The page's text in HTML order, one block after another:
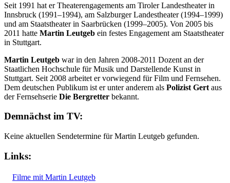
Seit 1991 hat er Theaterengagements am Tiroler Landestheater in
Innsbruck (1991–1994), am Salzburger Landestheater (1994–1999)
und am Staatstheater in Saarbrücken (1999–2005). Von 2005 bis
2011 hatte Martin Leutgeb ein festes Engagement am Staatstheater
in Stuttgart.
Martin Leutgeb war in den Jahren 2008-2011 Dozent an der
Staatlichen Hochschule für Musik und Darstellende Kunst in
Stuttgart. Seit 2008 arbeitet er vorwiegend für Film und Fernsehen.
Dem deutschen Publikum ist er unter anderem als Polizist Gert aus
der Fernsehserie Die Bergretter bekannt.
Demnächst im TV:
Keine aktuellen Sendetermine für Martin Leutgeb gefunden.
Links:
Filme mit Martin Leutgeb